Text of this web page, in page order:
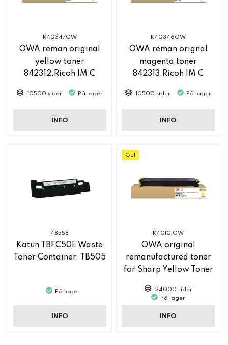
K40347OW
OWA reman original
yellow toner
842312,Ricoh IM C
10500 sider På lager
INFO
K40346OW
OWA reman orignal
magenta toner
842313,Ricoh IM C
10500 sider På lager
INFO
48558
Katun TBFC50E Waste
Toner Container, TB505
På lager
INFO
Gul
K40101OW
OWA original
remanufactured toner
for Sharp Yellow Toner
24000 sider
På lager
INFO